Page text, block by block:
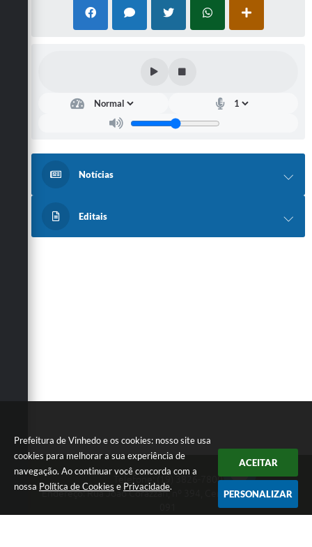
Prefeitura de Vinhedo e os cookies: nosso site usa
cookies para melhorar a sua experiência de
navegação. Ao continuar você concorda com a
nossa Política de Cookies e Privacidade.
ACEITAR
PERSONALIZAR
Notícias
Editais
Telefone: (19) 3826-7800
Endereço: Rua João Corazzari, nº 394, Centro | CEP: 13280-